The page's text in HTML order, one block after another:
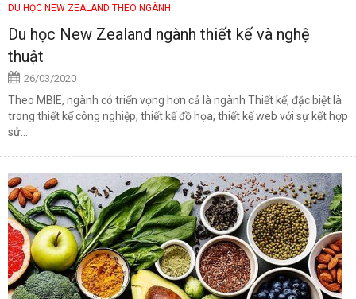
DU HỌC NEW ZEALAND THEO NGÀNH
Du học New Zealand ngành thiết kế và nghệ
thuật
26/03/2020
Theo MBIE, ngành có triển vọng hơn cả là ngành Thiết kế, đặc biệt là
trong thiết kế công nghiệp, thiết kế đồ họa, thiết kế web với sự kết hợp
sử...